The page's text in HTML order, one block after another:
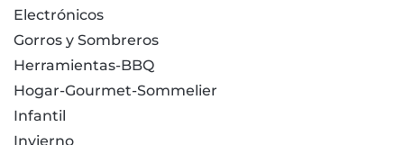
Electrónicos
Gorros y Sombreros
Herramientas-BBQ
Hogar-Gourmet-Sommelier
Infantil
Invierno